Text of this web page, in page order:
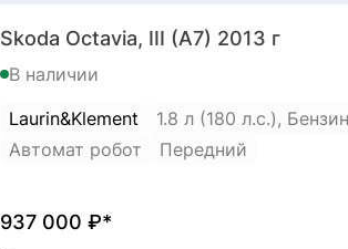
Skoda Octavia, III (A7) 2013 г
В наличии
Laurin&Klement
1.8 л (180 л.с.), Бензин
Автомат робот
Передний
937 000 ₽*